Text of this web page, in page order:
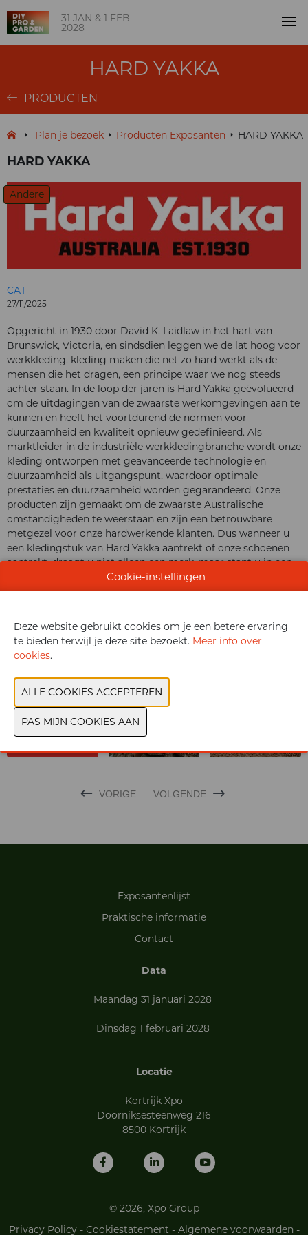
31 JAN & 1 FEB
2028
HARD YAKKA
PRODUCTEN
Plan je bezoek Producten Exposanten HARD YAKKA
HARD YAKKA
Andere
CAT
27/11/2025
Opgericht in 1930 door David K. Laidlaw in het hart van
Brunswick, Victoria, en sindsdien leggen we de lat hoog voor
werkkleding. kleding maken die net zo hard werkt als de
mensen die het dragen, een principe waar we nog steeds
achter staan. In de loop der jaren is Hard Yakka geëvolueerd
om de uitdagingen van de zwaarste werkomgevingen aan te
kunnen en heeft het voortdurend de normen voor
duurzaamheid en kwaliteit opnieuw gedefinieerd. Als
marktleider in de industriële werkkledingbranche wordt onze
kleding ontworpen met geavanceerde technologie en
duurzaamheid als uitgangspunt, waardoor optimale
prestaties en duurzaamheid worden gegarandeerd. Onze
producten zijn gemaakt om de zwaarste Australische
omstandigheden te weerstaan en zijn een betrouwbare
metgezel voor onze hardwerkende klanten. Dus wanneer u
een kledingstuk van Hard Yakka aantrekt of onze schoenen
aantrekt, draagt u niet alleen een merk, maar stapt u in een
traditie van kracht en onwankelbare vastberadenheid. Er is
immers niets taaier dan Hard Yakka.
CONTACTEER ONS
VORIGE VOLGENDE
Exposantenlijst
Praktische informatie
Contact
Data
Maandag 31 januari 2028
Dinsdag 1 februari 2028
Locatie
Kortrijk Xpo
Doorniksesteenweg 216
8500 Kortrijk
© 2026, Xpo Group
Privacy Policy- Cookiestatement - Algemene voorwaarden -
Cookie-instellingen
Deze website gebruikt cookies om je een betere ervaring
te bieden terwijl je deze site bezoekt. Meer info over
cookies.